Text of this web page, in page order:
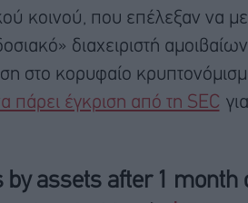
κοινού, που επέλεξαν να
διαχειριστή αμοιβαίων
στο κορυφαίο
πάρει έγκριση από τη SEC
by assets after 1 month